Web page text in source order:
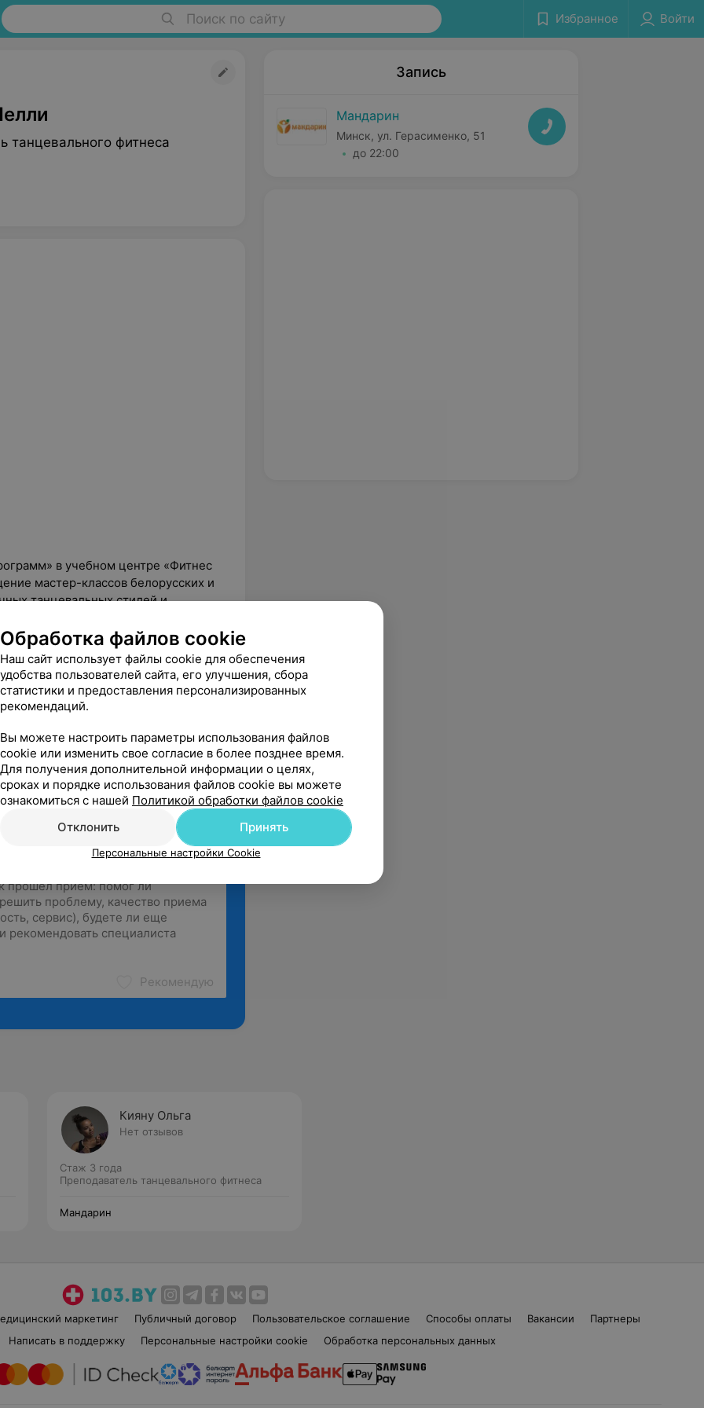
Поиск по сайту Избранное Войти
танцевального фитнеса
в учебном центре «Фитнес
мастер-классов белорусских и
танцевальных стилей и
в конкурсе «Корона Терпсихоры
исполнителей,
игры 2019 г., отбор на
по Зумбе в фитнес-туре (лето 2022
Рекомендую
Запись
Мандарин
Минск, ул. Герасименко, 51
до 22:00
Кияну Ольга
Нет отзывов
Стаж 3 года
Преподаватель танцевального фитнеса
Мандарин
маркетинг Публичный договор Пользовательское соглашение Способы оплаты Вакансии
Партнеры
Написать в поддержку Персональные настройки cookie Обработка персональных данных
Обработка файлов cookie
Наш сайт использует файлы cookie для обеспечения
удобства пользователей сайта, его улучшения, сбора
статистики и предоставления персонализированных
рекомендаций.
Вы можете настроить параметры использования файлов
cookie или изменить свое согласие в более позднее время.
Для получения дополнительной информации о целях,
сроках и порядке использования файлов cookie вы можете
ознакомиться с нашей Политикой обработки файлов cookie
Отклонить
Принять
Персональные настройки Cookie